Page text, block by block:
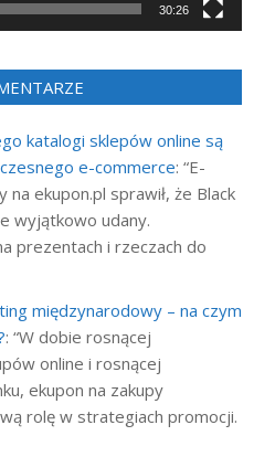
30:26
katalogi sklepów online są
e-commerce: “E-
na ekupon.pl sprawił, że Black
wyjątkowo udany.
prezentach i rzeczach do
międzynarodowy – na czym
: “W dobie rosnącej
online i rosnącej
ekupon na zakupy
rolę w strategiach promocji.